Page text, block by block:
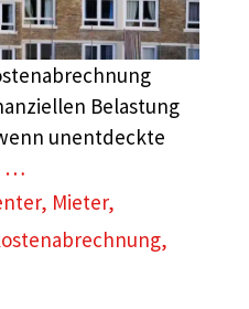
Belastung
unentdeckte
…
, Mieter,
,